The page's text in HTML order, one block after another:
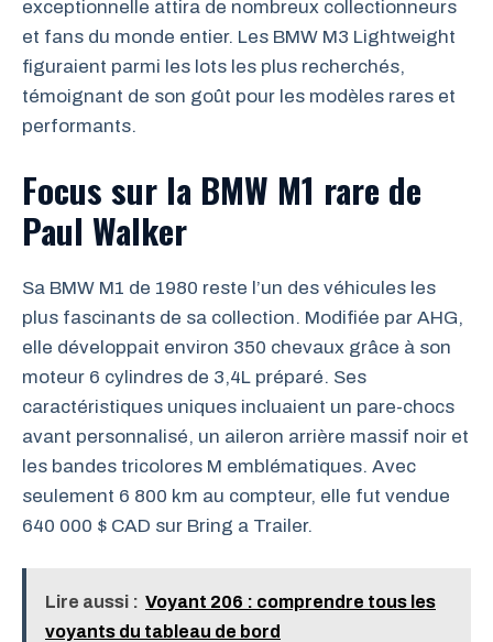
exceptionnelle attira de nombreux collectionneurs
et fans du monde entier. Les BMW M3 Lightweight
figuraient parmi les lots les plus recherchés,
témoignant de son goût pour les modèles rares et
performants.
Focus sur la BMW M1 rare de
Paul Walker
Sa BMW M1 de 1980 reste l’un des véhicules les
plus fascinants de sa collection. Modifiée par AHG,
elle développait environ 350 chevaux grâce à son
moteur 6 cylindres de 3,4L préparé. Ses
caractéristiques uniques incluaient un pare-chocs
avant personnalisé, un aileron arrière massif noir et
les bandes tricolores M emblématiques. Avec
seulement 6 800 km au compteur, elle fut vendue
640 000 $ CAD sur Bring a Trailer.
Lire aussi : Voyant 206 : comprendre tous les
voyants du tableau de bord